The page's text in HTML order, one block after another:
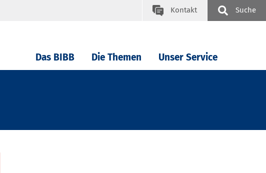
Kontakt Suche
Das BIBB Die Themen Unser Service